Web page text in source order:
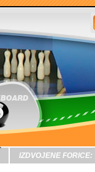
IZDVOJENE FORICE: